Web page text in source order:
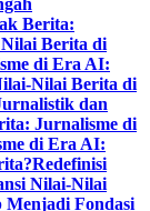
Berita:
Nilai Berita di
di Era AI:
Nilai Berita di
dan
Jurnalisme di
di Era AI:
Redefinisi
Nilai-Nilai
Menjadi Fondasi